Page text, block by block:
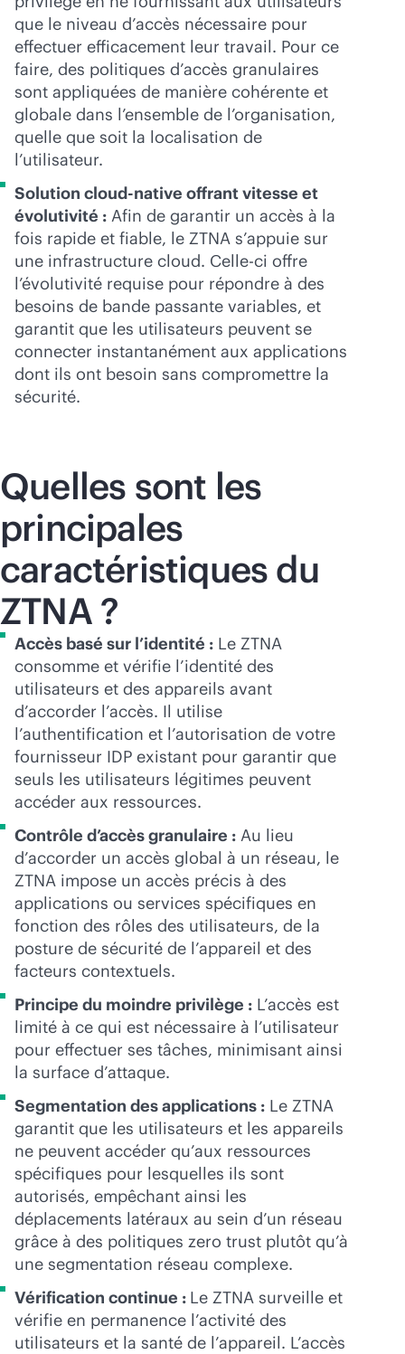
que le niveau d’accès nécessaire pour
effectuer efficacement leur travail. Pour ce
faire, des politiques d’accès granulaires
sont appliquées de manière cohérente et
globale dans l’ensemble de l’organisation,
quelle que soit la localisation de
l’utilisateur.
Solution cloud-native offrant vitesse et
évolutivité : Afin de garantir un accès à la
fois rapide et fiable, le ZTNA s’appuie sur
une infrastructure cloud. Celle-ci offre
l’évolutivité requise pour répondre à des
besoins de bande passante variables, et
garantit que les utilisateurs peuvent se
connecter instantanément aux applications
dont ils ont besoin sans compromettre la
sécurité.
Quelles sont les
principales
caractéristiques du
ZTNA ?
Accès basé sur l’identité : Le ZTNA
consomme et vérifie l’identité des
utilisateurs et des appareils avant
d’accorder l’accès. Il utilise
l’authentification et l’autorisation de votre
fournisseur IDP existant pour garantir que
seuls les utilisateurs légitimes peuvent
accéder aux ressources.
Contrôle d’accès granulaire : Au lieu
d’accorder un accès global à un réseau, le
ZTNA impose un accès précis à des
applications ou services spécifiques en
fonction des rôles des utilisateurs, de la
posture de sécurité de l’appareil et des
facteurs contextuels.
Principe du moindre privilège : L’accès est
limité à ce qui est nécessaire à l’utilisateur
pour effectuer ses tâches, minimisant ainsi
la surface d’attaque.
Segmentation des applications : Le ZTNA
garantit que les utilisateurs et les appareils
ne peuvent accéder qu’aux ressources
spécifiques pour lesquelles ils sont
autorisés, empêchant ainsi les
déplacements latéraux au sein d’un réseau
grâce à des politiques zero trust plutôt qu’à
une segmentation réseau complexe.
Vérification continue : Le ZTNA surveille et
vérifie en permanence l’activité des
utilisateurs et la santé de l’appareil. L’accès